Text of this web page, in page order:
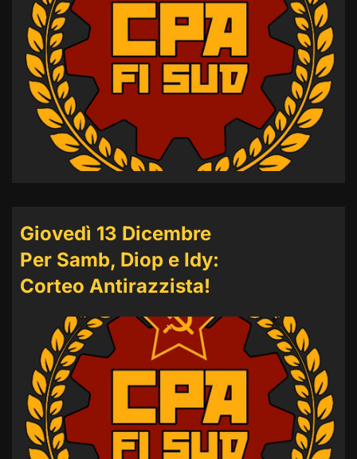
Giovedì 13 Dicembre
Per Samb, Diop e Idy:
Corteo Antirazzista!